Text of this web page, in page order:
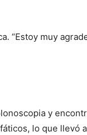
“Estoy muy
y
lo que llevó